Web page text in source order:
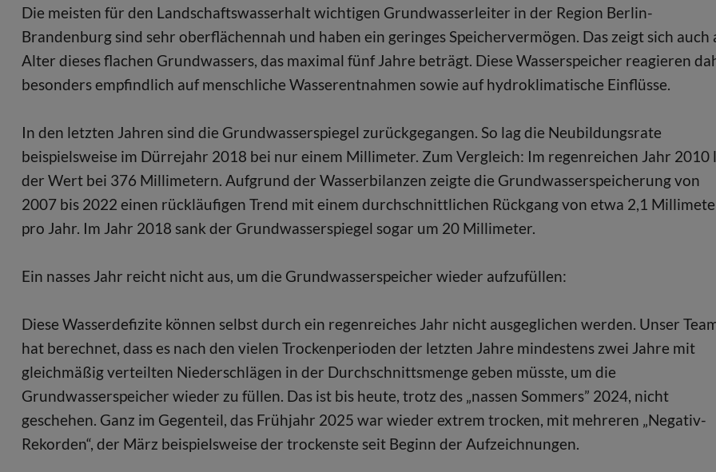
Die meisten für den Landschaftswasserhalt wichtigen Grundwasserleiter in der Region Berlin-
Brandenburg sind sehr oberflächennah und haben ein geringes Speichervermögen. Das zeigt sich auch
Alter dieses flachen Grundwassers, das maximal fünf Jahre beträgt. Diese Wasserspeicher reagieren
besonders empfindlich auf menschliche Wasserentnahmen sowie auf hydroklimatische Einflüsse.
In den letzten Jahren sind die Grundwasserspiegel zurückgegangen. So lag die Neubildungsrate
beispielsweise im Dürrejahr 2018 bei nur einem Millimeter. Zum Vergleich: Im regenreichen Jahr 2010
der Wert bei 376 Millimetern. Aufgrund der Wasserbilanzen zeigte die Grundwasserspeicherung von
2007 bis 2022 einen rückläufigen Trend mit einem durchschnittlichen Rückgang von etwa 2,1
pro Jahr. Im Jahr 2018 sank der Grundwasserspiegel sogar um 20 Millimeter.
Ein nasses Jahr reicht nicht aus, um die Grundwasserspeicher wieder aufzufüllen:
Diese Wasserdefizite können selbst durch ein regenreiches Jahr nicht ausgeglichen werden. Unser
hat berechnet, dass es nach den vielen Trockenperioden der letzten Jahre mindestens zwei Jahre mit
gleichmäßig verteilten Niederschlägen in der Durchschnittsmenge geben müsste, um die
Grundwasserspeicher wieder zu füllen. Das ist bis heute, trotz des „nassen Sommers” 2024, nicht
geschehen. Ganz im Gegenteil, das Frühjahr 2025 war wieder extrem trocken, mit mehreren „Negativ-
Rekorden“, der März beispielsweise der trockenste seit Beginn der Aufzeichnungen.